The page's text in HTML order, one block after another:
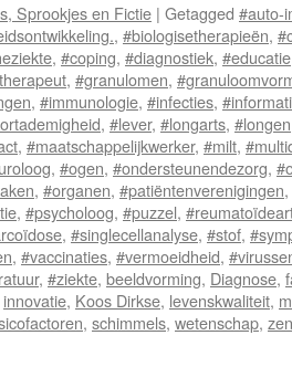
Sprookjes en Fictie | Getagged #auto-
, #biologisetherapieën,
, #coping, #diagnostiek, #educatie
, #granulomen,
, #immunologie, #infecties,
, #lever, #longarts, #longen
, #maatschappelijkwerker, #milt,
, #ogen, #ondersteunendezorg,
, #organen, #patiëntenverenigingen,
, #psycholoog, #puzzel,
, #singlecellanalyse, #stof,
, #vaccinaties, #vermoeidheid,
, #ziekte, beeldvorming, Diagnose,
innovatie, Koos Dirkse, levenskwaliteit,
, schimmels, wetenschap,